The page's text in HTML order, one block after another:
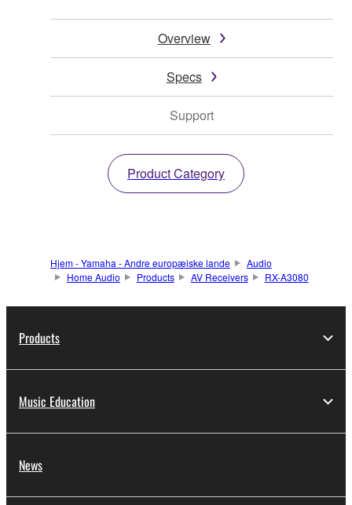
Overview
Specs
Support
Product Category
Hjem - Yamaha - Andre europæiske lande
Audio
Home Audio
Products AV Receivers RX-A3080
Products
Music Education
News